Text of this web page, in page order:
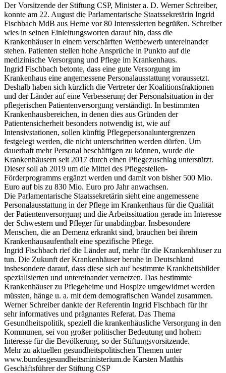
Der Vorsitzende der Stiftung CSP, Minister a. D. Werner Schreiber,
konnte am 22. August die Parlamentarische Staatssekretärin Ingrid
Fischbach MdB aus Herne vor 80 Interessierten begrüßen. Schreiber
wies in seinen Einleitungsworten darauf hin, dass die
Krankenhäuser in einem verschärften Wettbewerb untereinander
stehen. Patienten stellen hohe Ansprüche in Punkto auf die
medizinische Versorgung und Pflege im Krankenhaus.
Ingrid Fischbach betonte, dass eine gute Versorgung im
Krankenhaus eine angemessene Personalausstattung voraussetzt.
Deshalb haben sich kürzlich die Vertreter der Koalitionsfraktionen
und der Länder auf eine Verbesserung der Personalsituation in der
pflegerischen Patientenversorgung verständigt. In bestimmten
Krankenhausbereichen, in denen dies aus Gründen der
Patientensicherheit besonders notwendig ist, wie auf
Intensivstationen, sollen künftig Pflegepersonaluntergrenzen
festgelegt werden, die nicht unterschritten werden dürfen. Um
dauerhaft mehr Personal beschäftigen zu können, wurde die
Krankenhäusern seit 2017 durch einen Pflegezuschlag unterstützt.
Dieser soll ab 2019 um die Mittel des Pflegestellen-
Förderprogramms ergänzt werden und damit von bisher 500 Mio.
Euro auf bis zu 830 Mio. Euro pro Jahr anwachsen.
Die Parlamentarische Staatssekretärin sieht eine angemessene
Personalausstattung in der Pflege im Krankenhaus für die Qualität
der Patientenversorgung und die Arbeitssituation gerade im Interesse
der Schwestern und Pfleger für unabdingbar. Insbesondere
Menschen, die an Demenz erkrankt sind, brauchen bei ihrem
Krankenhausaufenthalt eine spezifische Pflege.
Ingrid Fischbach rief die Länder auf, mehr für die Krankenhäuser zu
tun. Die Zukunft der Krankenhäuser beruhe in Deutschland
insbesondere darauf, dass diese sich auf bestimmte Krankheitsbilder
spezialisierten und untereinander vernetzen. Das bestimmte
Krankenhäuser zu Pflegeheime und Hospize umgewidmet werden
müssten, hänge u. a. mit dem demografischen Wandel zusammen.
Werner Schreiber dankte der Referentin Ingrid Fischbach für ihr
sehr informatives und prägnantes Referat. Das Thema
Gesundheitspolitik, speziell die krankenhäusliche Versorgung in den
Kommunen, sei von großer politischer Bedeutung und hohem
Interesse für die Bevölkerung, so der Stiftungsvorsitzende.
Mehr zu aktuellen gesundheitspolitischen Themen unter
www.bundesgesundheitsministerium.de Karsten Matthis
Geschäftsführer der Stiftung CSP